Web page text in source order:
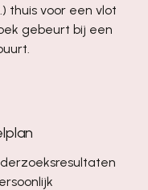
thuis voor een vlot
gebeurt bij een